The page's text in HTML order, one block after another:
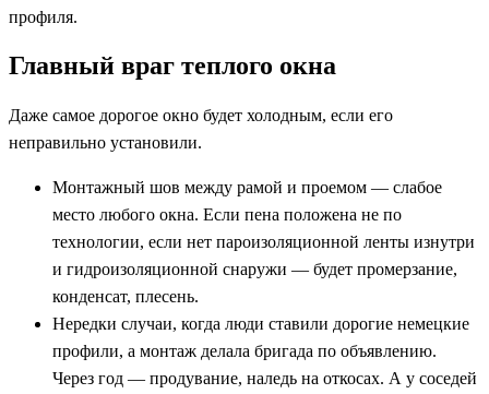
профиля.
Главный враг теплого окна
Даже самое дорогое окно будет холодным, если его
неправильно установили.
Монтажный шов между рамой и проемом — слабое
место любого окна. Если пена положена не по
технологии, если нет пароизоляционной ленты изнутри
и гидроизоляционной снаружи — будет промерзание,
конденсат, плесень.
Нередки случаи, когда люди ставили дорогие немецкие
профили, а монтаж делала бригада по объявлению.
Через год — продувание, наледь на откосах. А у соседей